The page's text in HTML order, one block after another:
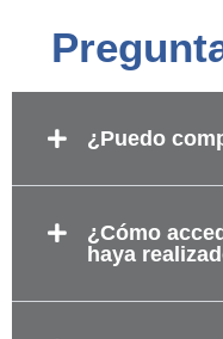
¿Puedo
¿Cómo
haya